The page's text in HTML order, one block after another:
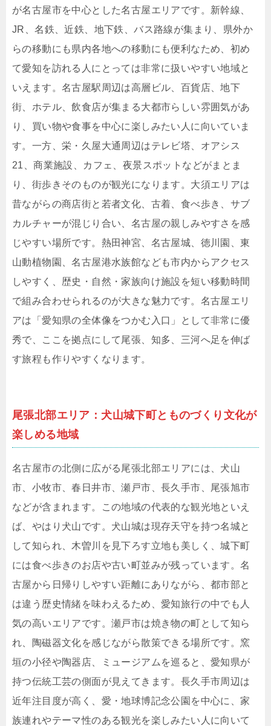
が名古屋市を中心とした名古屋エリアです。新幹線、
JR、名鉄、近鉄、地下鉄、バス路線が集まり、県外か
らの移動にも県内各地への移動にも便利なため、初め
て愛知を訪れる人にとっては非常に扱いやすい地域と
いえます。名古屋駅周辺は高層ビル、百貨店、地下
街、ホテル、飲食店が集まる大都市らしい雰囲気があ
り、買い物や食事を中心に楽しみたい人に向いていま
す。一方、栄・久屋大通周辺はテレビ塔、オアシス
21、商業施設、カフェ、夜景スポットなどがまとま
り、街歩きそのものが観光になります。大須エリアは
昔ながらの商店街と若者文化、古着、食べ歩き、サブ
カルチャーが混じり合い、名古屋の親しみやすさを感
じやすい場所です。熱田神宮、名古屋城、徳川園、東
山動植物園、名古屋港水族館なども市内からアクセス
しやすく、歴史・自然・家族向け施設を短い移動時間
で組み合わせられるのが大きな魅力です。名古屋エリ
アは「愛知県の全体像をつかむ入口」として非常に優
秀で、ここを拠点にして尾張、知多、三河へ足を伸ば
す旅程も作りやすくなります。
尾張北部エリア：犬山城下町とものづくり文化が
楽しめる地域
名古屋市の北側に広がる尾張北部エリアには、犬山
市、小牧市、春日井市、瀬戸市、長久手市、尾張旭市
などが含まれます。この地域の代表的な観光地といえ
ば、やはり犬山です。犬山城は現存天守を持つ名城と
して知られ、木曽川を見下ろす立地も美しく、城下町
には食べ歩きのお店や古い町並みが残っています。名
古屋から日帰りしやすい距離にありながら、都市部と
は違う歴史情緒を味わえるため、愛知旅行の中でも人
気の高いエリアです。瀬戸市は焼き物の町として知ら
れ、陶磁器文化を感じながら散策できる場所です。窯
垣の小径や陶器店、ミュージアムを巡ると、愛知県が
持つ伝統工芸の側面が見えてきます。長久手市周辺は
近年注目度が高く、愛・地球博記念公園を中心に、家
族連れやテーマ性のある観光を楽しみたい人に向いて